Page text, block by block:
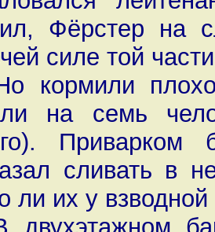
Фёрстер на
силе той
плохо.
на семь
Приварком
сливать в
ли их у